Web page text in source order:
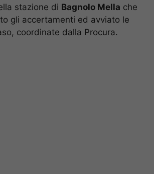
stazione di Bagnolo Mella che
gli accertamenti ed avviato le
coordinate dalla Procura.